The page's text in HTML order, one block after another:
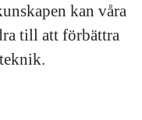
kan våra
till att förbättra